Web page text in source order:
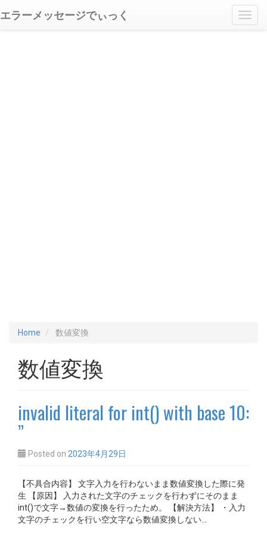
エラーメッセージでぃっく
Home 数値変換
数値変換
invalid literal for int() with base 10:
”
Posted on 2023年4月29日
【不具合内容】 文字入力を行わないまま数値変換した際に発
生 【原因】 入力された文字のチェックを行わずにそのまま
int()で文字→数値の変換を行ったため。 【解決方法】 ・入力
文字のチェックを行い空文字なら数値変換しない…